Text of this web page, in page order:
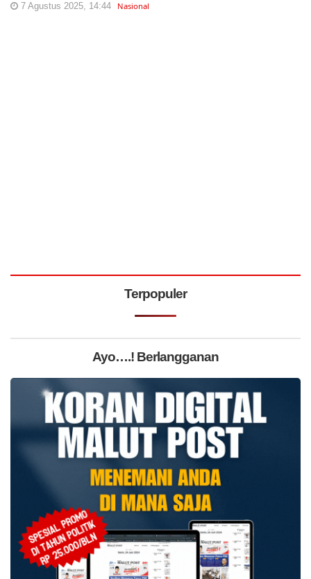
7 Agustus 2025, 14:44 Nasional
Terpopuler
Ayo….! Berlangganan